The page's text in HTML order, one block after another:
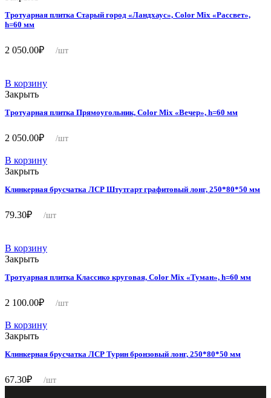
Тротуарная плитка Старый город «Ландхаус», Color Mix «Рассвет»,
h=60 мм
2 050.00₽ /шт
В корзину
Закрыть
Тротуарная плитка Прямоугольник, Color Mix «Вечер», h=60 мм
2 050.00₽ /шт
В корзину
Закрыть
Клинкерная брусчатка ЛСР Штутгарт графитовый лонг, 250*80*50 мм
79.30₽ /шт
В корзину
Закрыть
Тротуарная плитка Классико круговая, Color Mix «Туман», h=60 мм
2 100.00₽ /шт
В корзину
Закрыть
Клинкерная брусчатка ЛСР Турин бронзовый лонг, 250*80*50 мм
67.30₽ /шт